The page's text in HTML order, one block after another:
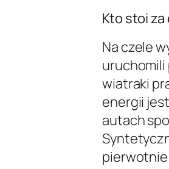
Kto stoi
Na czele
uruchomili
wiatraki
energii
autach
pierwotnie